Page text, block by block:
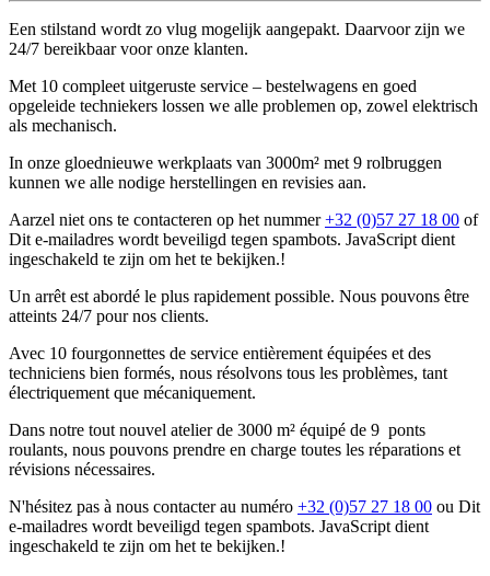
Een stilstand wordt zo vlug mogelijk aangepakt. Daarvoor zijn we
24/7 bereikbaar voor onze klanten.
Met 10 compleet uitgeruste service – bestelwagens en goed
opgeleide techniekers lossen we alle problemen op, zowel elektrisch
als mechanisch.
In onze gloednieuwe werkplaats van 3000m² met 9 rolbruggen
kunnen we alle nodige herstellingen en revisies aan.
Aarzel niet ons te contacteren op het nummer+32 (0)57 27 18 00 of
Dit e-mailadres wordt beveiligd tegen spambots. JavaScript dient
ingeschakeld te zijn om het te bekijken.!
Un arrêt est abordé le plus rapidement possible. Nous pouvons être
atteints 24/7 pour nos clients.
Avec 10 fourgonnettes de service entièrement équipées et des
techniciens bien formés, nous résolvons tous les problèmes, tant
électriquement que mécaniquement.
Dans notre tout nouvel atelier de 3000 m² équipé de 9 ponts
roulants, nous pouvons prendre en charge toutes les réparations et
révisions nécessaires.
N'hésitez pas à nous contacter au numéro +32 (0)57 27 18 00 ou Dit
e-mailadres wordt beveiligd tegen spambots. JavaScript dient
ingeschakeld te zijn om het te bekijken.!